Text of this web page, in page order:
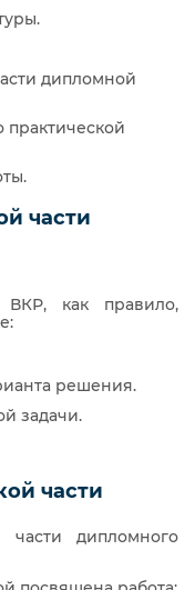
дипломной
части
ВКР, как правило,
решения.
задачи.
части
части дипломного